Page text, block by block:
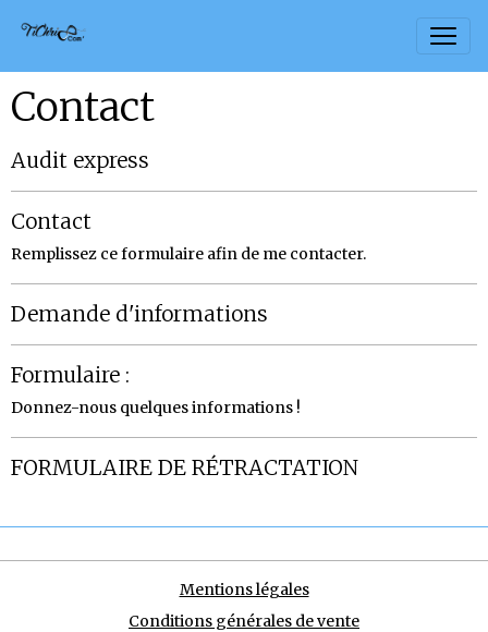
Contact
Audit express
Contact
Remplissez ce formulaire afin de me contacter.
Demande d'informations
Formulaire :
Donnez-nous quelques informations !
FORMULAIRE DE RÉTRACTATION
Mentions légales
Conditions générales de vente